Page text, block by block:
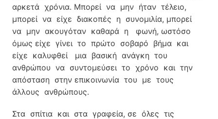
αρκετά χρόνια. Μπορεί να μην ήταν τέλειο,
μπορεί να είχε διακοπές η συνομιλία, μπορεί
να μην ακουγόταν καθαρά η φωνή, ωστόσο
όμως είχε γίνει το πρώτο σοβαρό βήμα και
είχε καλυφθεί μια βασική ανάγκη του
ανθρώπου να συντομεύσει το χρόνο και την
απόσταση στην επικοινωνία του με τους
άλλους ανθρώπους.
Στα σπίτια και στα γραφεία, σε όλες τις